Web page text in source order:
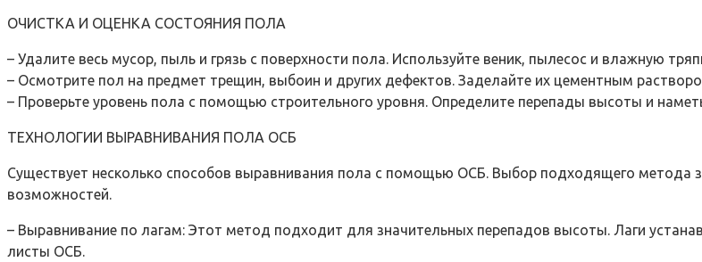
ОЧИСТКА И ОЦЕНКА СОСТОЯНИЯ ПОЛА
– Удалите весь мусор, пыль и грязь с поверхности пола. Используйте веник, пылесос и влажную
– Осмотрите пол на предмет трещин, выбоин и других дефектов. Заделайте их цементным
– Проверьте уровень пола с помощью строительного уровня. Определите перепады высоты и
ТЕХНОЛОГИИ ВЫРАВНИВАНИЯ ПОЛА ОСБ
Существует несколько способов выравнивания пола с помощью ОСБ. Выбор подходящего метода
возможностей.
– Выравнивание по лагам: Этот метод подходит для значительных перепадов высоты. Лаги
листы ОСБ.